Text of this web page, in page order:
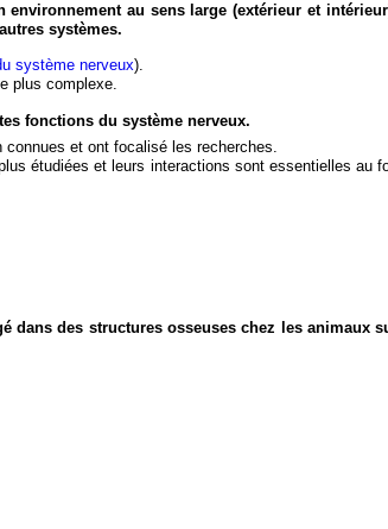
au sens large (extérieur et
systèmes.
système nerveux).
plus complexe.
fonctions du système nerveux.
et ont focalisé les recherches.
étudiées et leurs interactions sont essentielles au
dans des structures osseuses chez les animaux